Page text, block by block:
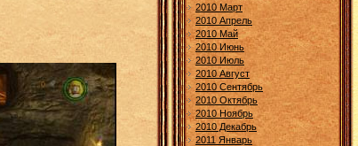
2010 Март
2010 Апрель
2010 Май
2010 Июнь
2010 Июль
2010 Август
2010 Сентябрь
2010 Октябрь
2010 Ноябрь
2010 Декабрь
2011 Январь